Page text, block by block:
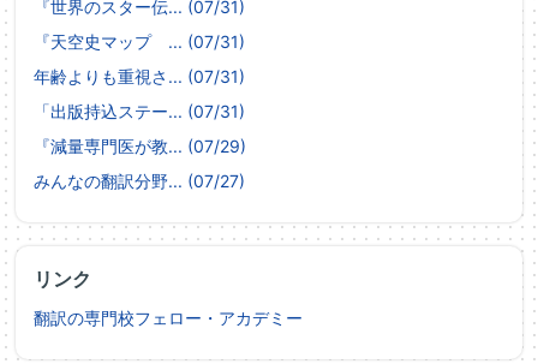
『世界のスター伝... (07/31)
『天空史マップ ... (07/31)
年齢よりも重視さ... (07/31)
「出版持込ステー... (07/31)
『減量専門医が教... (07/29)
みんなの翻訳分野... (07/27)
リンク
翻訳の専門校フェロー・アカデミー